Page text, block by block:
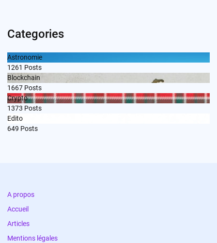
Categories
Astronomie
1261 Posts
Blockchain
1667 Posts
Crypto
1373 Posts
Edito
649 Posts
A propos
Accueil
Articles
Mentions légales